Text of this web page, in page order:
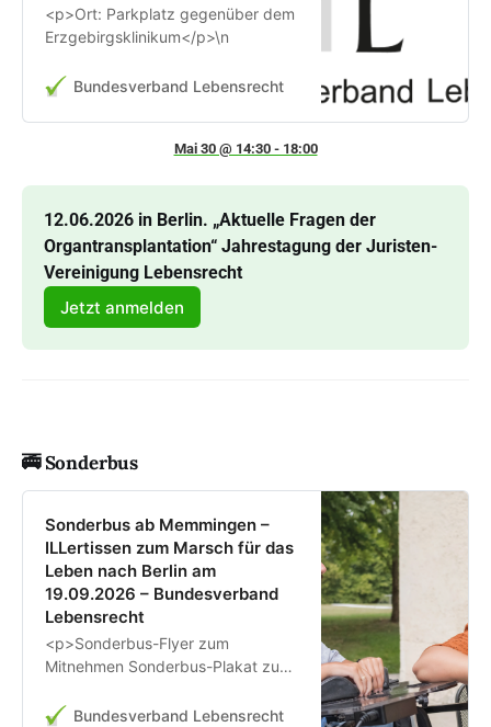
<p>Ort: Parkplatz gegenüber dem
Erzgebirgsklinikum</p>\n
Bundesverband Lebensrecht
Mai 30 @ 14:30 - 18:00
12.06.2026 in Berlin. „Aktuelle Fragen der
Organtransplantation“ Jahrestagung der Juristen-
Vereinigung Lebensrecht
Jetzt anmelden
🚎 Sonderbus
Sonderbus ab Memmingen –
ILLertissen zum Marsch für das
Leben nach Berlin am
19.09.2026 – Bundesverband
Lebensrecht
<p>Sonderbus-Flyer zum
Mitnehmen Sonderbus-Plakat zum
um 0.00 Uhr in Memmingen
Bundesverband Lebensrecht